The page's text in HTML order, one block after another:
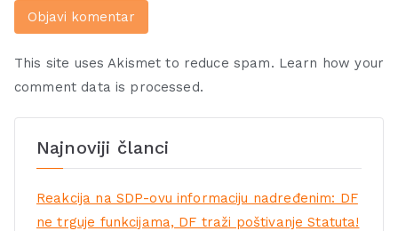
This site uses Akismet to reduce spam. Learn how your
comment data is processed.
Najnoviji članci
Reakcija na SDP-ovu informaciju nadređenim: DF
ne trguje funkcijama, DF traži poštivanje Statuta!